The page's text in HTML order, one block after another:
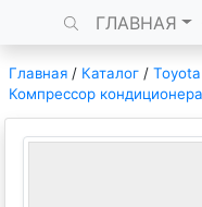
ГЛАВНАЯ
Главная / Каталог / Toyota
Компрессор кондиционера